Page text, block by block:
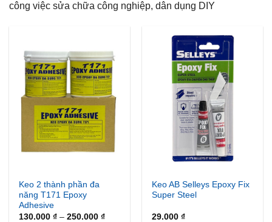
công việc sửa chữa công nghiệp, dân dụng DIY
Keo 2 thành phần đa
năng T171 Epoxy
Adhesive
130.000₫ – 250.000₫Khoảng
Keo AB Selleys Epoxy Fix
Super Steel
29.000₫